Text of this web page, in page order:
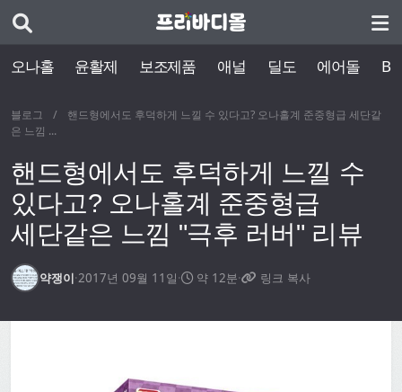
오나홀 윤활제 보조제품 애널 딜도 에어돌
블로그 /
핸드형에서도 후덕하게 느낄 수 있다고? 오나홀계 준중형급 세단같
은 느낌 ...
핸드형에서도 후덕하게 느낄 수
있다고? 오나홀계 준중형급
세단같은 느낌 "극후 러버" 리뷰
약쟁이·2017년 09월 11일· 약 12분· 링크 복사